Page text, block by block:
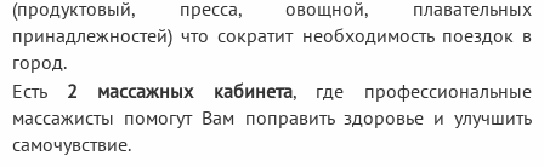
(продуктовый, пресса, овощной, плавательных
принадлежностей) что сократит необходимость поездок в
город.
Есть 2 массажных кабинета, где профессиональные
массажисты помогут Вам поправить здоровье и улучшить
самочувствие.